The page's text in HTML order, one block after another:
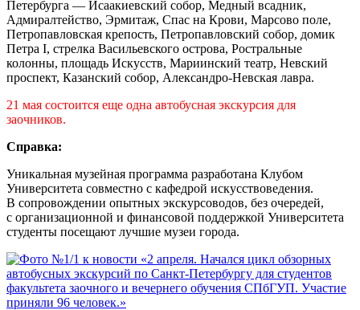
Петербурга — Исаакиевский собор, Медный всадник,
Адмиралтейство, Эрмитаж, Спас на Крови, Марсово поле,
Петропавловская крепость, Петропавловский собор, домик
Петра I, стрелка Васильевского острова, Ростральные
колонны, площадь Искусств, Мариинский театр, Невский
проспект, Казанский собор, Александро-Невская лавра.
21 мая состоится еще одна автобусная экскурсия для
заочников.
Справка:
Уникальная музейная программа разработана Клубом
Университета совместно с кафедрой искусствоведения.
В сопровождении опытных экскурсоводов, без очередей,
с организационной и финансовой поддержкой Университета
студенты посещают лучшие музеи города.